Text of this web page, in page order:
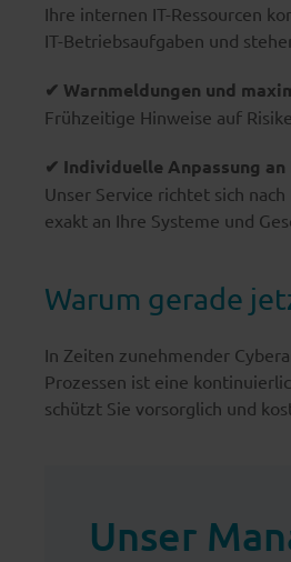
Ihre internen IT-Ressourcen
IT-Betriebsaufgaben und
✔ Warnmeldungen und m
Frühzeitige Hinweise auf
✔ Individuelle Anpassung
Unser Service richtet sich
exakt an Ihre Systeme und
Warum gerade
In Zeiten zunehmender
Prozessen ist eine
schützt Sie vorsorglich und
Unser